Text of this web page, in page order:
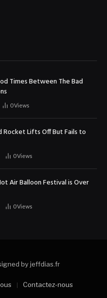
Times Between The Bad
0Views
Rocket Lifts Off But Fails to
0Views
Air Balloon Festival is Over
0Views
by jeffdias.fr
Contactez-nous